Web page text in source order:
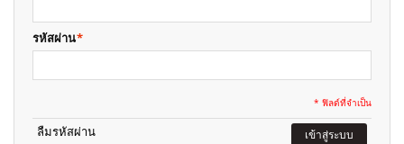
*
รหัสผ่าน
* ฟิลด์ที่จำเป็น
ลืมรหัสผ่าน เข้าสู่ระบบ